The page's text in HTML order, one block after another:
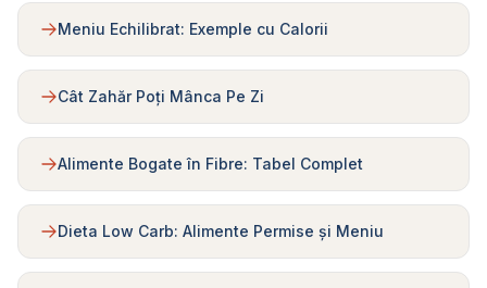
Meniu Echilibrat: Exemple cu Calorii
Cât Zahăr Poți Mânca Pe Zi
Alimente Bogate în Fibre: Tabel Complet
Dieta Low Carb: Alimente Permise și Meniu